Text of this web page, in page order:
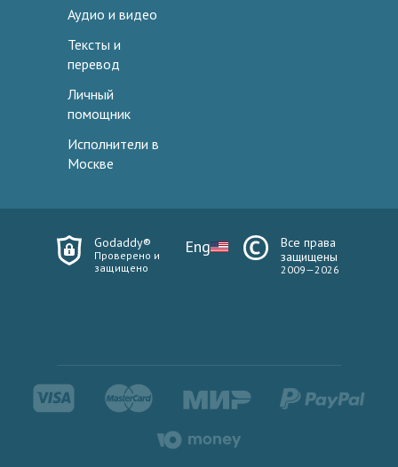
Аудио и видео
Тексты и
перевод
Личный
помощник
Исполнители в
Москве
Godaddy®
Проверено и
защищено
Eng
Все права
защищены
2009—2026